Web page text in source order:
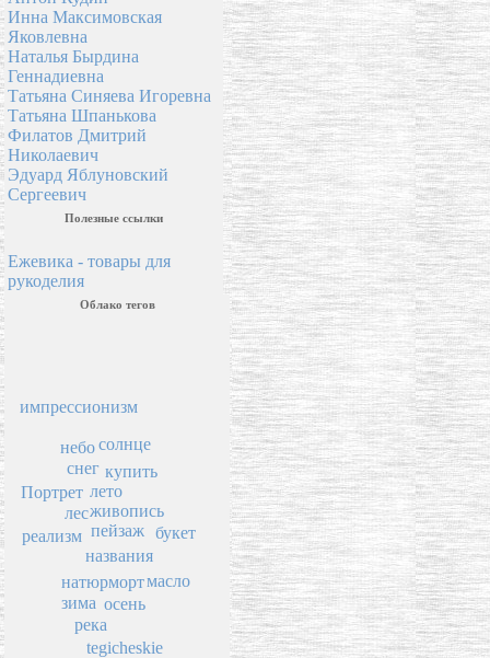
Инна Максимовская
Яковлевна
Наталья Бырдина
Геннадиевна
Татьяна Синяева Игоревна
Татьяна Шпанькова
Филатов Дмитрий
Николаевич
Эдуард Яблуновский
Сергеевич
Полезные ссылки
Ежевика - товары для
рукоделия
Облако тегов
пейзаж
названия
живопись
лето
натюрморт
купить
солнце
лес
зима осень
букет
масло
река
снег
tegicheskie
реализм
небо
импрессионизм
Портрет